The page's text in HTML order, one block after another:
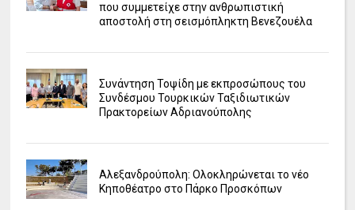
που συμμετείχε στην ανθρωπιστική
αποστολή στη σεισμόπληκτη Βενεζουέλα
Συνάντηση Τοψίδη με εκπροσώπους του
Συνδέσμου Τουρκικών Ταξιδιωτικών
Πρακτορείων Αδριανούπολης
Αλεξανδρούπολη: Ολοκληρώνεται το νέο
Κηποθέατρο στο Πάρκο Προσκόπων